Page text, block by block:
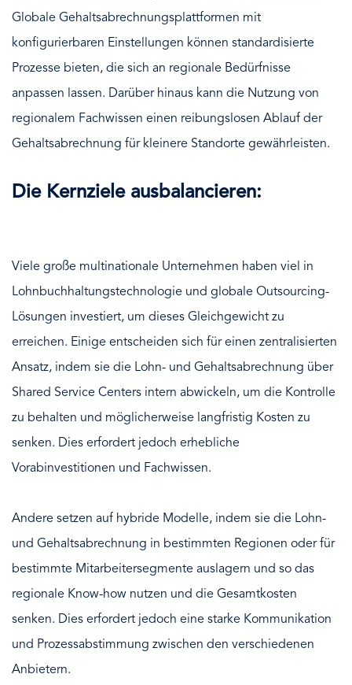
Globale Gehaltsabrechnungsplattformen mit
konfigurierbaren Einstellungen können standardisierte
Prozesse bieten, die sich an regionale Bedürfnisse
anpassen lassen. Darüber hinaus kann die Nutzung von
regionalem Fachwissen einen reibungslosen Ablauf der
Gehaltsabrechnung für kleinere Standorte gewährleisten.
Die Kernziele ausbalancieren:
Viele große multinationale Unternehmen haben viel in
Lohnbuchhaltungstechnologie und globale Outsourcing-
Lösungen investiert, um dieses Gleichgewicht zu
erreichen. Einige entscheiden sich für einen zentralisierten
Ansatz, indem sie die Lohn- und Gehaltsabrechnung über
Shared Service Centers intern abwickeln, um die Kontrolle
zu behalten und möglicherweise langfristig Kosten zu
senken. Dies erfordert jedoch erhebliche
Vorabinvestitionen und Fachwissen.
Andere setzen auf hybride Modelle, indem sie die Lohn-
und Gehaltsabrechnung in bestimmten Regionen oder für
bestimmte Mitarbeitersegmente auslagern und so das
regionale Know-how nutzen und die Gesamtkosten
senken. Dies erfordert jedoch eine starke Kommunikation
und Prozessabstimmung zwischen den verschiedenen
Anbietern.